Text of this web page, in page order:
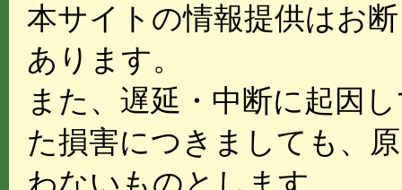
本サイトの情報提供はお
あります。
また、遅延・中断に起因
た損害につきましても、
わないものとします。